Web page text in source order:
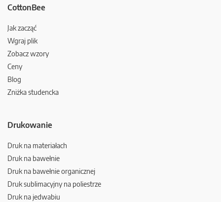
CottonBee
Jak zacząć
Wgraj plik
Zobacz wzory
Ceny
Blog
Zniżka studencka
Drukowanie
Druk na materiałach
Druk na bawełnie
Druk na bawełnie organicznej
Druk sublimacyjny na poliestrze
Druk na jedwabiu